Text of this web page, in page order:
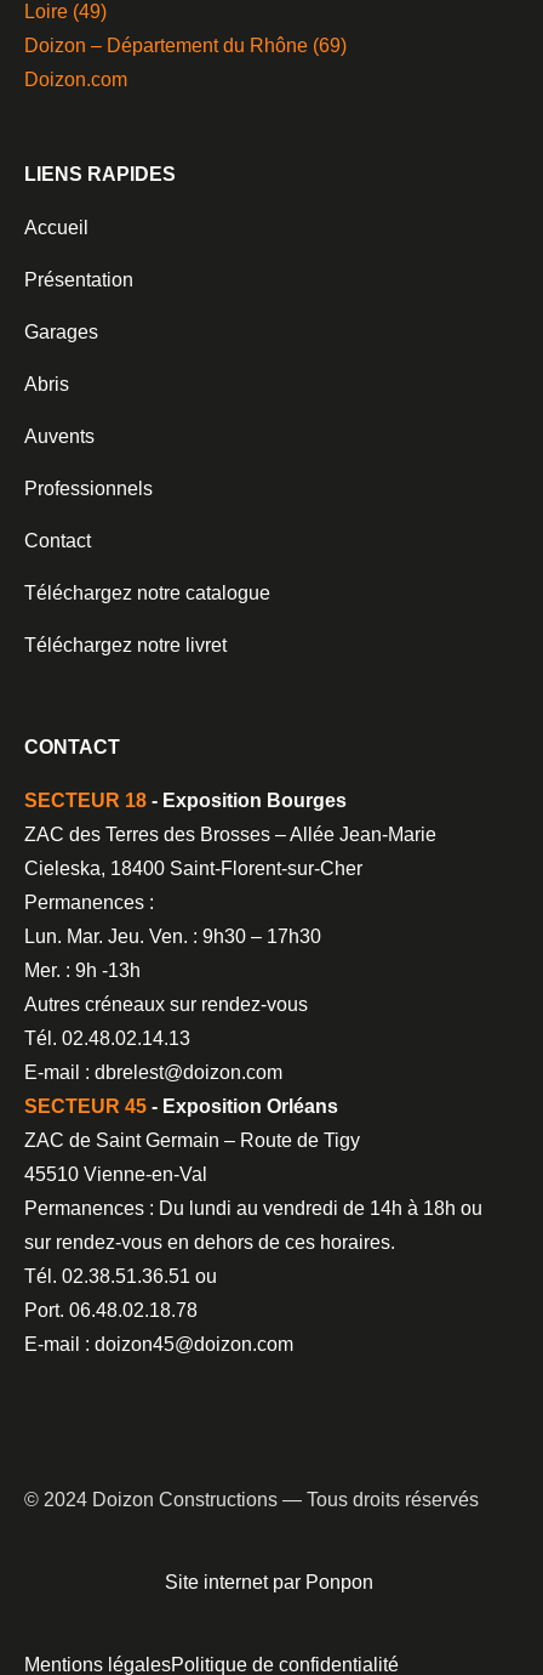
Loire (49)
Doizon – Département du Rhône (69)
Doizon.com
LIENS RAPIDES
Accueil
Présentation
Garages
Abris
Auvents
Professionnels
Contact
Téléchargez notre catalogue
Téléchargez notre livret
CONTACT
SECTEUR 18 - Exposition Bourges
ZAC des Terres des Brosses – Allée Jean-Marie
Cieleska, 18400 Saint-Florent-sur-Cher
Permanences :
Lun. Mar. Jeu. Ven. : 9h30 – 17h30
Mer. : 9h -13h
Autres créneaux sur rendez-vous
Tél. 02.48.02.14.13
E-mail : dbrelest@doizon.com
SECTEUR 45 - Exposition Orléans
ZAC de Saint Germain – Route de Tigy
45510 Vienne-en-Val
Permanences : Du lundi au vendredi de 14h à 18h ou
sur rendez-vous en dehors de ces horaires.
Tél. 02.38.51.36.51 ou
Port. 06.48.02.18.78
E-mail : doizon45@doizon.com
© 2024 Doizon Constructions — Tous droits réservés
Site internet par Ponpon
Mentions légalesPolitique de confidentialité